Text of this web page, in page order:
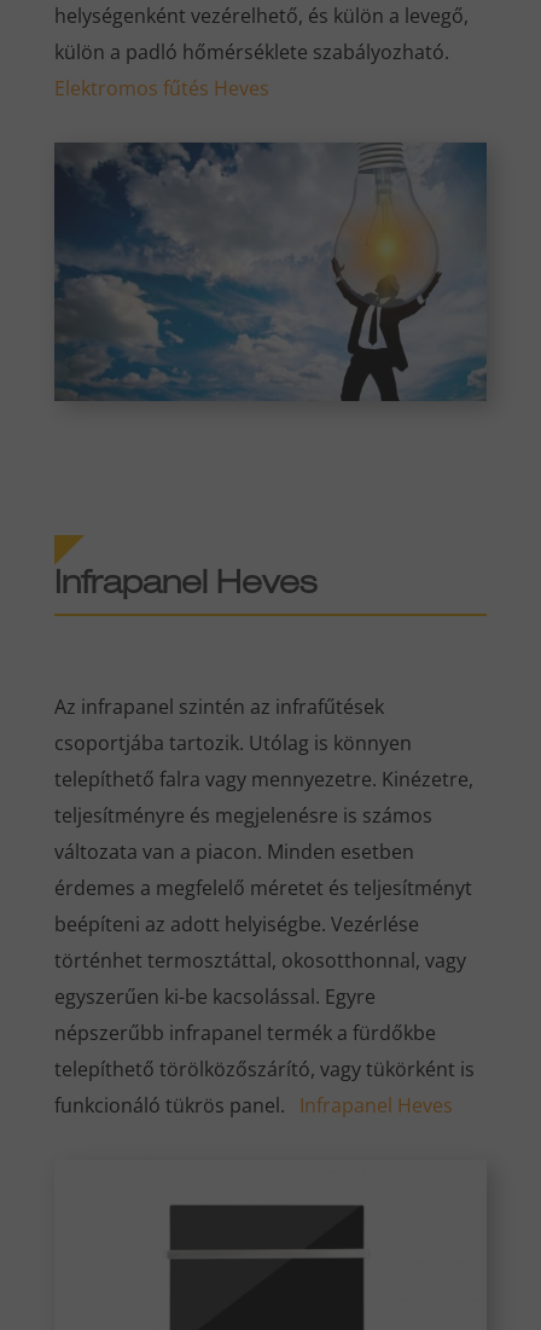
helységenként vezérelhető, és külön a levegő,
külön a padló hőmérséklete szabályozható.
Elektromos fűtés Heves
Infrapanel Heves
Az infrapanel szintén az infrafűtések
csoportjába tartozik. Utólag is könnyen
telepíthető falra vagy mennyezetre. Kinézetre,
teljesítményre és megjelenésre is számos
változata van a piacon. Minden esetben
érdemes a megfelelő méretet és teljesítményt
beépíteni az adott helyiségbe. Vezérlése
történhet termosztáttal, okosotthonnal, vagy
egyszerűen ki-be kacsolással. Egyre
népszerűbb infrapanel termék a fürdőkbe
telepíthető törölközőszárító, vagy tükörként is
funkcionáló tükrös panel. Infrapanel Heves